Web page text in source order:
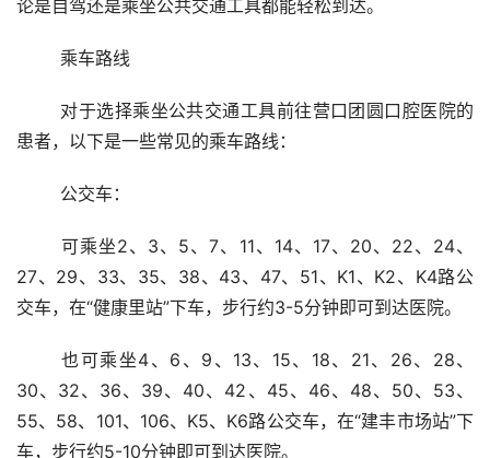
论是自驾还是乘坐公共交通工具都能轻松到达。
	乘车路线
患者，以下是一些常见的乘车路线：
	公交车：
27、29、33、35、38、43、47、51、K1、K2、K4路公
交车，在“健康里站”下车，步行约3-5分钟即可到达医院。
	也可乘坐4、6、9、13、15、18、21、26、28、
30、32、36、39、40、42、45、46、48、50、53、
55、58、101、106、K5、K6路公交车，在“建丰市场站”下
车，步行约5-10分钟即可到达医院。